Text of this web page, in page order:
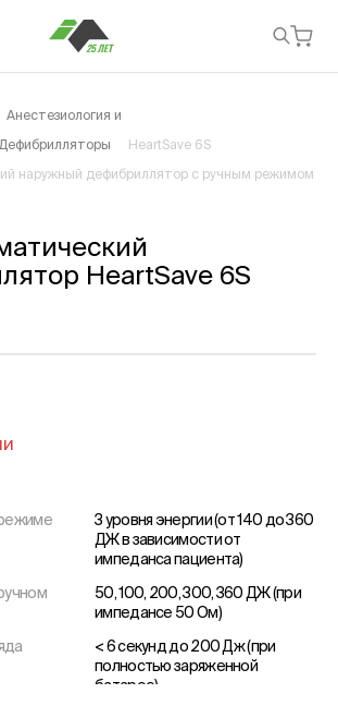
Анестезиология и
Дефибрилляторы HeartSave 6S
наружный дефибриллятор с ручным режимом
HeartSave 6S
3 уровня энергии (от 140 до 360
ДЖ в зависимости от
импеданса пациента)
50, 100, 200, 300, 360 ДЖ (при
импедансе 50 Ом)
< 6 секунд до 200 Дж (при
полностью заряженной
батарее)